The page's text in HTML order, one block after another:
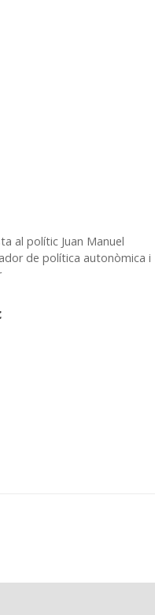
al polític Juan Manuel
de política autonòmica i